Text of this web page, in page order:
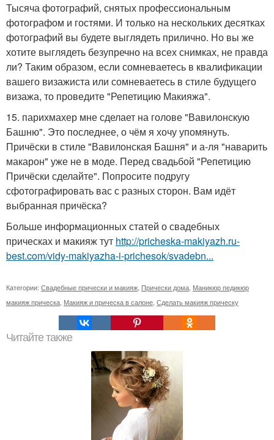
Тысяча фотографий, снятых профессиональным
фотографом и гостями. И только на нескольких десятках
фотографий вы будете выглядеть прилично. Но вы же
хотите выглядеть безупречно на всех снимках, не правда
ли? Таким образом, если сомневаетесь в квалификации
вашего визажиста или сомневаетесь в стиле будущего
визажа, то проведите "Репетицию Макияжа".
15. парихмахер мне сделает на голове "Вавилонскую
Башню". Это последнее, о чём я хочу упомянуть.
Причёски в стиле "Вавилонская Башня" и а-ля "наварить
макарон" уже не в моде. Перед свадьбой "Репетицию
Причёски сделайте". Попросите подругу
сфотографировать вас с разных сторон. Вам идёт
выбранная причёска?
Больше информационных статей о свадебных
прическах и макияж тут http://pricheska-makiyazh.ru-
best.com/vidy-makiyazha-i-prichesok/svadebn...
Категории: Свадебные прически и макияж Прически дома Маникюр педикюр
макияж прическа Макияж и прическа в салоне Сделать макияж прическу
Читайте также